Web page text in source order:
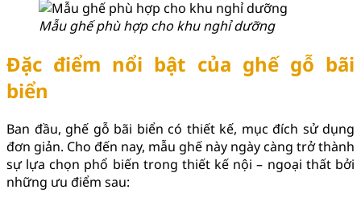
Mẫu ghế phù hợp cho khu nghỉ dưỡng
Đặc điểm nổi bật của ghế gỗ bãi
biển
Ban đầu, ghế gỗ bãi biển có thiết kế, mục đích sử dụng
đơn giản. Cho đến nay, mẫu ghế này ngày càng trở thành
sự lựa chọn phổ biến trong thiết kế nội – ngoại thất bởi
những ưu điểm sau: